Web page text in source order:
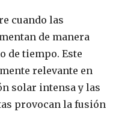
cuando las
de manera
de tiempo. Este
relevante en
solar intensa y las
provocan la fusión